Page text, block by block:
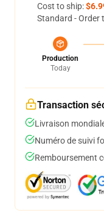
Cost to ship:
Standard - Order
Production
Today
Transaction
Livraison
Numéro de suivi
Remboursement